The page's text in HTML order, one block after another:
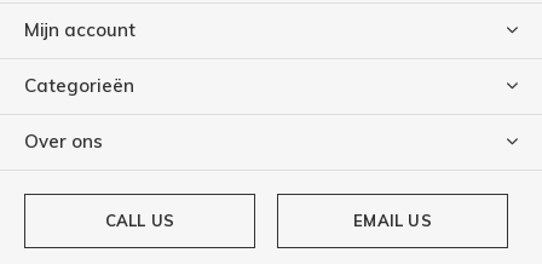
Mijn account
Categorieën
Over ons
CALL US EMAIL US